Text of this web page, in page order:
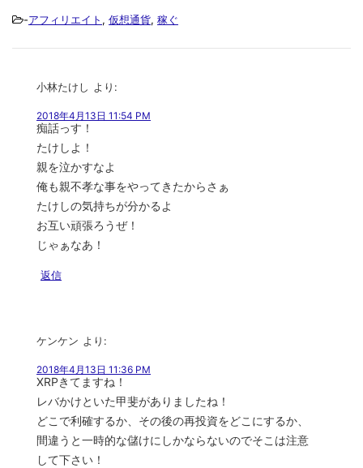
-アフィリエイト , 仮想通貨, 稼ぐ
小林たけし より:
2018年4月13日 11:54 PM
痴話っす！
たけしよ！
親を泣かすなよ
俺も親不孝な事をやってきたからさぁ
たけしの気持ちが分かるよ
お互い頑張ろうぜ！
じゃぁなあ！
返信
ケンケン より:
2018年4月13日 11:36 PM
XRPきてますね！
レバかけといた甲斐がありましたね！
どこで利確するか、その後の再投資をどこにするか、
間違うと一時的な儲けにしかならないのでそこは注意
して下さい！